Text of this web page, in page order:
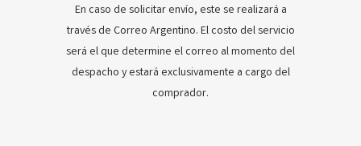
En caso de solicitar envío, este se realizará a
través de Correo Argentino. El costo del servicio
será el que determine el correo al momento del
despacho y estará exclusivamente a cargo del
comprador.